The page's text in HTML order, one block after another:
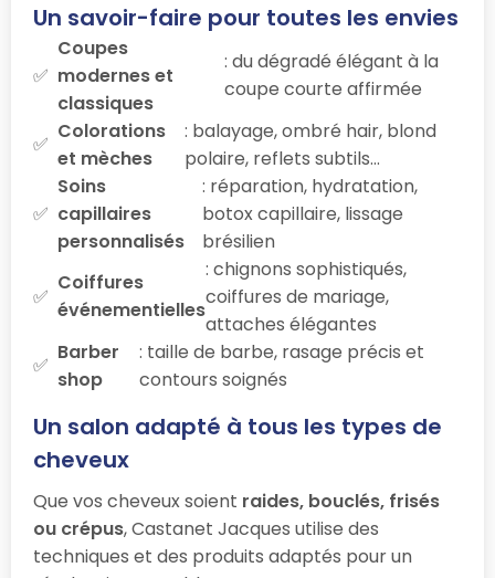
Un savoir-faire pour toutes les envies
Coupes
modernes et
classiques
: du dégradé élégant à la
coupe courte affirmée
Colorations
et mèches
: balayage, ombré hair, blond
polaire, reflets subtils…
Soins
capillaires
personnalisés
: réparation, hydratation,
botox capillaire, lissage
brésilien
Coiffures
événementielles
: chignons sophistiqués,
coiffures de mariage,
attaches élégantes
Barber
shop
: taille de barbe, rasage précis et
contours soignés
Un salon adapté à tous les types de
cheveux
Que vos cheveux soient raides, bouclés, frisés
ou crépus, Castanet Jacques utilise des
techniques et des produits adaptés pour un